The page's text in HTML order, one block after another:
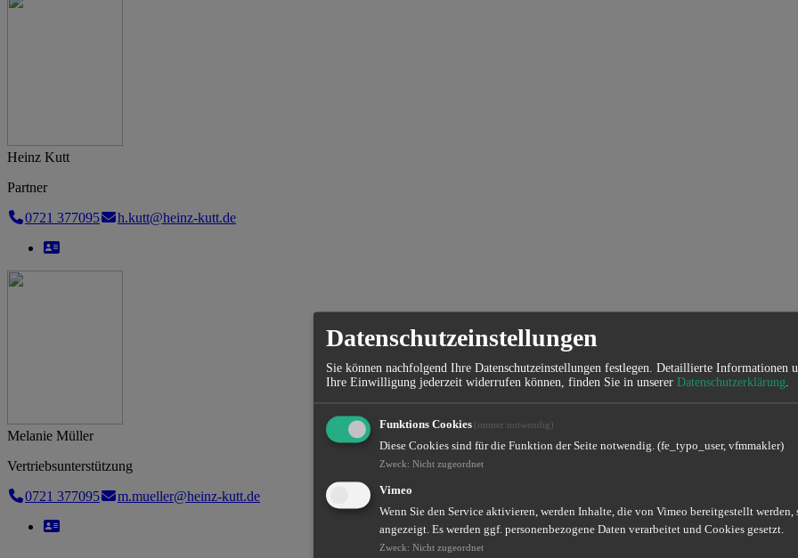
Heinz Kutt
Partner
0721 377095
h.kutt@heinz-kutt.de
Melanie Müller
Vertriebsunterstützung
0721 377095
m.mueller@heinz-kutt.de
Datenschutzeinstellungen
Sie können nachfolgend Ihre Datenschutzeinstellungen festlegen. Detaillierte Informationen
Ihre Einwilligung jederzeit widerrufen können, finden Sie in unserer Datenschutzerklärung.
Funktions Cookies (immer notwendig)
Diese Cookies sind für die Funktion der Seite notwendig. (fe_typo_user, vfmmakler)
Zweck: Nicht zugeordnet
Vimeo
Wenn Sie den Service aktivieren, werden Inhalte, die von Vimeo bereitgestellt werden,
angezeigt. Es werden ggf. personenbezogene Daten verarbeitet und Cookies gesetzt.
Zweck: Nicht zugeordnet